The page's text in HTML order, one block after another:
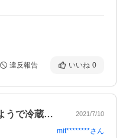
違反報告 いいね 0
新鮮な状態で冷凍しているようで冷蔵庫で… 2021/7/10
mit********さん